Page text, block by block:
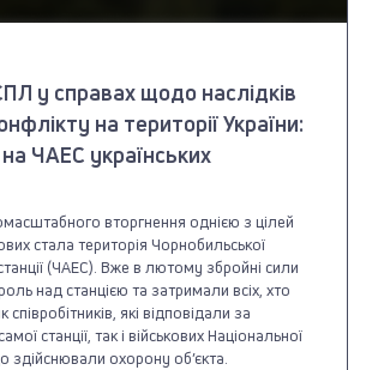
у справах щодо наслідків
на території України:
ЧАЕС українських
вторгнення однією з цілей
стала територія Чорнобильської
(ЧАЕС). Вже в лютому збройні сили
над станцією та затримали всіх, хто
які відповідали за
станції, так і військових Національної
здійснювали охорону об’єкта.